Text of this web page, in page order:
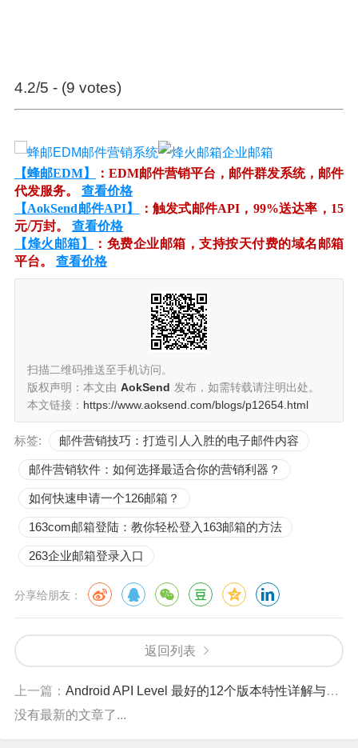
4.2/5 - (9 votes)
【蜂邮EDM】
：EDM邮件营销平台，邮件群发系统，邮件
代发服务。 查看价格
【AokSend邮件API】
：触发式邮件API，99%送达率，15
元/万封。 查看价格
【烽火邮箱】
：免费企业邮箱，支持按天付费的域名邮箱
平台。 查看价格
扫描二维码推送至手机访问。
版权声明：本文由 AokSend 发布，如需转载请注明出处。
本文链接： https://www.aoksend.com/blogs/p12654.html
标签: 邮件营销技巧：打造引人入胜的电子邮件内容
邮件营销软件：如何选择最适合你的营销利器？
如何快速申请一个126邮箱？
163com邮箱登陆：教你轻松登入163邮箱的方法
263企业邮箱登录入口
分享给朋友：
返回列表
上一篇： Android API Level 最好的12个版本特性详解与兼容性指南
没有最新的文章了...